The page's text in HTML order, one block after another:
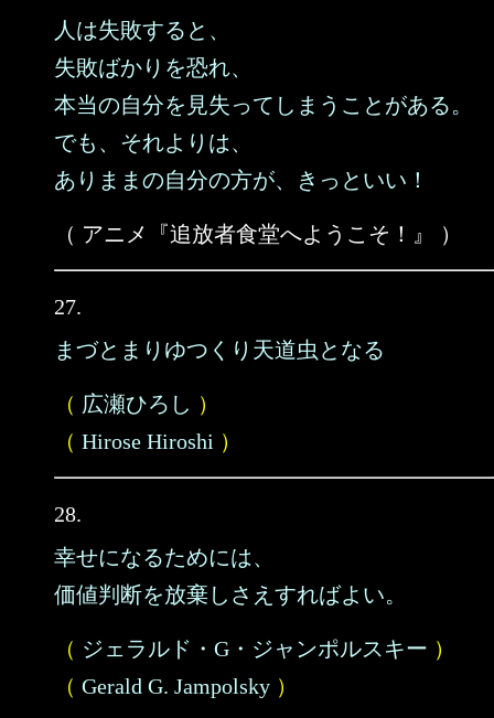
人は失敗すると、
失敗ばかりを恐れ、
本当の自分を見失ってしまうことがある。
でも、それよりは、
ありままの自分の方が、きっといい！
（ アニメ『追放者食堂へようこそ！』 ）
27.
まづとまりゆつくり天道虫となる
（ 広瀬ひろし ）
（ Hirose Hiroshi ）
28.
幸せになるためには、
価値判断を放棄しさえすればよい。
（ ジェラルド・G・ジャンポルスキー ）
（ Gerald G. Jampolsky ）